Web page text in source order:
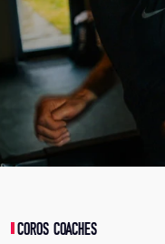
COROS COACHES